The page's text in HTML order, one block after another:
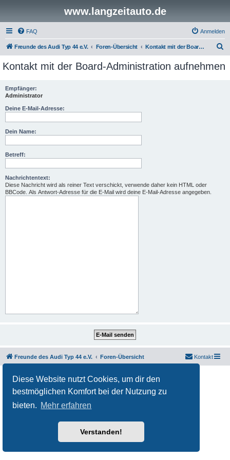
Diese Website nutzt Cookies, um dir den
bestmöglichen Komfort bei der Nutzung zu
bieten. Mehr erfahren
Verstanden!
www.langzeitauto.de
FAQ Anmelden
Freunde des Audi Typ 44 e.V. Foren-Übersicht Kontakt mit der Board-Administration aufnehmen
c
Kontakt mit der Board-Administration aufnehmen
Empfänger:
Administrator
Deine E-Mail-Adresse:
Dein Name:
Betreff:
Nachrichtentext:
Diese Nachricht wird als reiner Text verschickt, verwende daher kein HTML oder
BBCode. Als Antwort-Adresse für die E-Mail wird deine E-Mail-Adresse angegeben.
Freunde des Audi Typ 44 e.V. Foren-Übersicht Kontakt
Powered by phpBB
® Forum Software © phpBB Limited
Deutsche Übersetzung durch
Datenschutz|Nutzungsbedingungen